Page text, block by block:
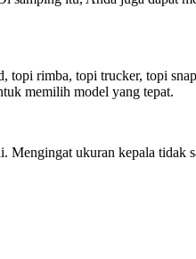
rimba, topi trucker, topi
memilih model yang tepat.
ukuran kepala tidak